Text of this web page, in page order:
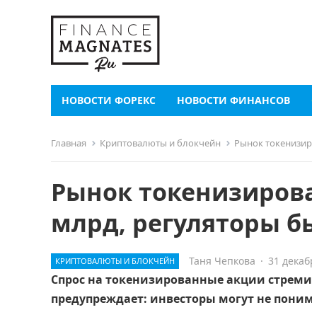
НОВОСТИ ФОРЕКС НОВОСТИ ФИНАНСОВ
Главная Криптовалюты и блокчейн Рынок
Рынок
млрд, регуляторы
КРИПТОВАЛЮТЫ И БЛОКЧЕЙН Таня Чепкова · 31
Спрос на токенизированные акции
предупреждает: инвесторы могут не